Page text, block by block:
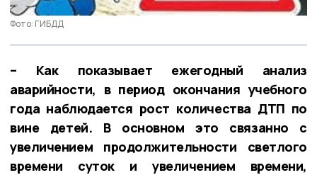
Фото: ГИБДД
– Как показывает ежегодный анализ
аварийности, в период окончания учебного
года наблюдается рост количества ДТП по
вине детей. В основном это связанно с
увеличением продолжительности светлого
времени суток и увеличением времени,